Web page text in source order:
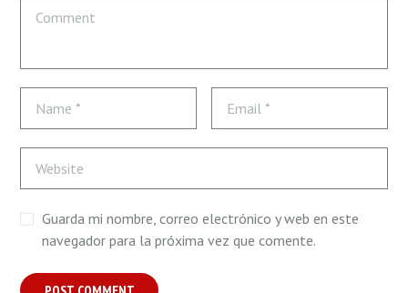
Guarda mi nombre, correo electrónico y web en este
navegador para la próxima vez que comente.